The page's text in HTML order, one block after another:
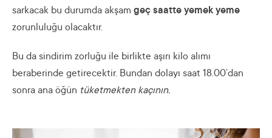
sarkacak bu durumda akşam geç saatte yemek yeme
zorunluluğu olacaktır.
Bu da sindirim zorluğu ile birlikte aşırı kilo alımı
beraberinde getirecektir. Bundan dolayı saat 18.00’dan
sonra ana öğün tüketmekten kaçının.